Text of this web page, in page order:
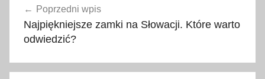
l
wpisu
Poprzedni wpis
Najpiękniejsze zamki na Słowacji. Które warto
odwiedzić?